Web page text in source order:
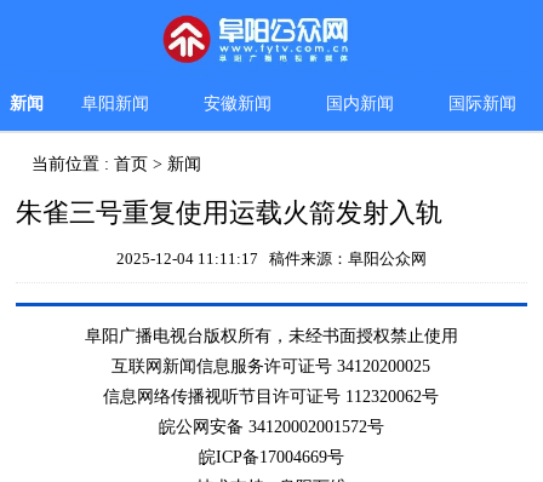
新闻 阜阳新闻 安徽新闻 国内新闻 国际新闻
当前位置 :首页 > 新闻
朱雀三号重复使用运载火箭发射入轨
2025-12-04 11:11:17 稿件来源：阜阳公众网
阜阳广播电视台版权所有，未经书面授权禁止使用
互联网新闻信息服务许可证号 34120200025
信息网络传播视听节目许可证号 112320062号
皖公网安备 34120002001572号
皖ICP备17004669号